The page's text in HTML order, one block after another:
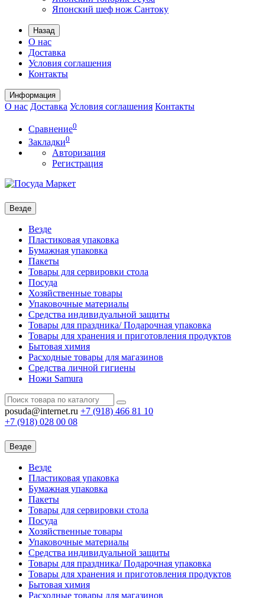
Японский шеф нож Сантоку
Назад
О нас
Доставка
Условия соглашения
Контакты
Информация
О нас Доставка Условия соглашения Контакты
Сравнение0
Закладки0
Авторизация
Регистрация
Везде
Везде
Пластиковая упаковка
Бумажная упаковка
Пакеты
Товары для сервировки стола
Посуда
Хозяйственные товары
Упаковочные материалы
Средства индивидуальной защиты
Товары для праздника/ Подарочная упаковка
Товары для хранения и приготовления продуктов
Бытовая химия
Расходные товары для магазинов
Средства личной гигиены
Ножи Samura
posuda@internet.ru +7 (918) 466 81 10
+7 (918) 028 00 08
Везде
Везде
Пластиковая упаковка
Бумажная упаковка
Пакеты
Товары для сервировки стола
Посуда
Хозяйственные товары
Упаковочные материалы
Средства индивидуальной защиты
Товары для праздника/ Подарочная упаковка
Товары для хранения и приготовления продуктов
Бытовая химия
Расходные товары для магазинов